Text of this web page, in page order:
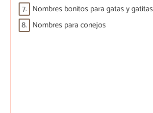
7. Nombres bonitos para gatas y gatitas
8. Nombres para conejos